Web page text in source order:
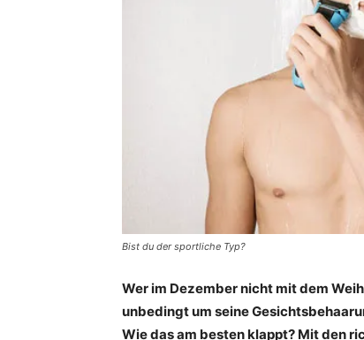
Bist du der sportliche Typ?
Wer im Dezember nicht mit dem
unbedingt um seine
Wie das am besten klappt? Mit den